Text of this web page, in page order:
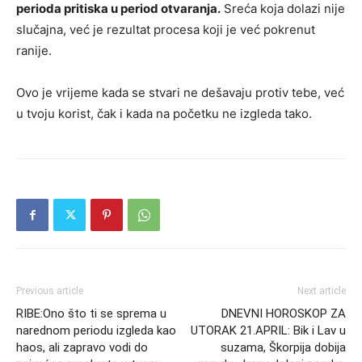
perioda pritiska u period otvaranja. Sreća koja dolazi nije
slučajna, već je rezultat procesa koji je već pokrenut
ranije.
Ovo je vrijeme kada se stvari ne dešavaju protiv tebe, već
u tvoju korist, čak i kada na početku ne izgleda tako.
Previous article
RIBE:Ono što ti se sprema u
narednom periodu izgleda kao
haos, ali zapravo vodi do
Next article
DNEVNI HOROSKOP ZA
UTORAK 21.APRIL: Bik i Lav u
suzama, Škorpija dobija